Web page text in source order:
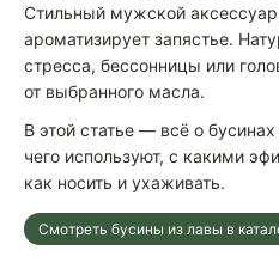
Стильный мужской
ароматизирует запястье.
стресса, бессонницы или
от выбранного масла.
В этой статье — всё о
чего используют, с какими
как носить и ухаживать.
Смотреть бусины из лавы в